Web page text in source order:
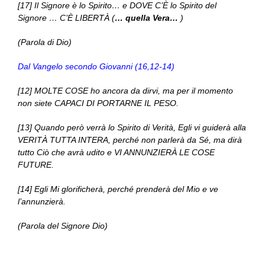
[17] Il Signore è lo Spirito… e DOVE C’È lo Spirito del
Signore … C’È LIBERTÀ (… quella Vera… )
(Parola di Dio)
Dal Vangelo secondo Giovanni (16,12-14)
[12] MOLTE COSE ho ancora da dirvi, ma per il momento
non siete CAPACI DI PORTARNE IL PESO.
[13] Quando però verrà lo Spirito di Verità, Egli vi guiderà alla
VERITÀ TUTTA INTERA, perché non parlerà da Sé, ma dirà
tutto Ciò che avrà udito e VI ANNUNZIERÀ LE COSE
FUTURE.
[14] Egli Mi glorificherà, perché prenderà del Mio e ve
l’annunzierà.
(Parola del Signore Dio)